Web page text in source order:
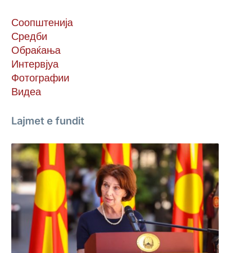
Соопштенија
Средби
Обраќања
Интервјуа
Фотографии
Видеа
Lajmet e fundit